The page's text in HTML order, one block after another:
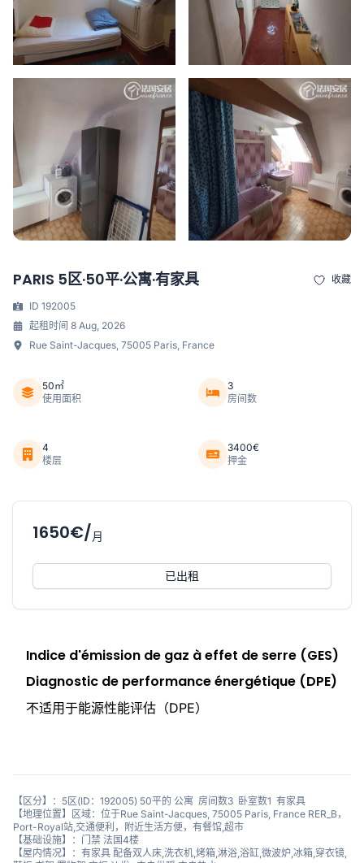
PARIS 5区·50平·公寓·有家具 收藏
ID 192005
起租时间 8 Aug, 2026
Rue Saint-Jacques, 75005 Paris, France
50㎡
使用面积
3
房间数
4
楼层
3400€
押金
1650€/月
已出租
Indice d'émission de gaz à effet de serre (GES)
Diagnostic de performance énergétique (DPE)
不适用于能源性能评估（DPE）
【区分】：5区(ID：192005) 50平的 公寓 房间数3 卧室数1 有家具
【地理位置】区域：位于Rue Saint-Jacques, 75005 Paris, France RER_B，
Port-Royal站,交通便利，附近生活方便，有餐馆,超市
【基础设施】：门禁 法国4楼
【屋内情况】：有家具 配备双人床,洗衣机,烤箱,淋浴,浴缸,微波炉,冰箱,穿衣镜,